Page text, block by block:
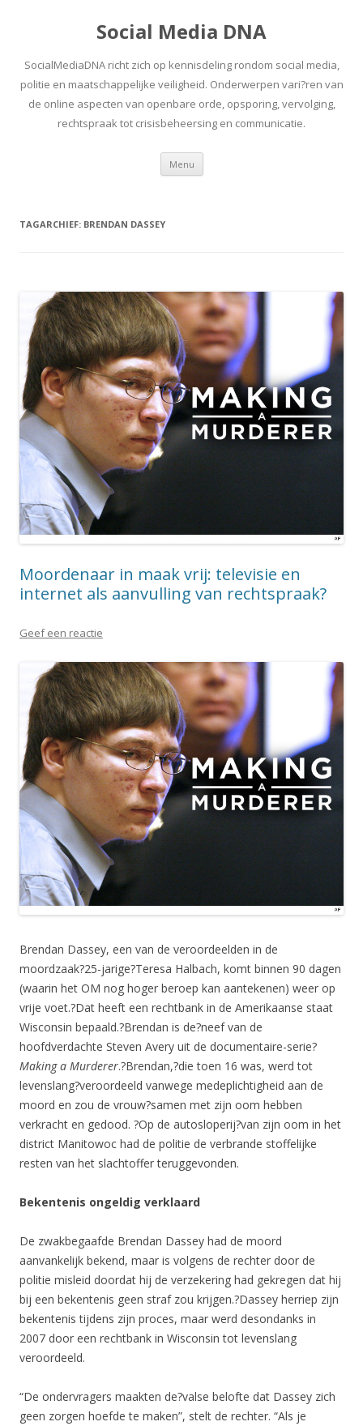
Social Media DNA
SocialMediaDNA richt zich op kennisdeling rondom social media,
politie en maatschappelijke veiligheid. Onderwerpen vari?ren van
de online aspecten van openbare orde, opsporing, vervolging,
rechtspraak tot crisisbeheersing en communicatie.
Menu Spring
inhoud
TAGARCHIEF: BRENDAN DASSEY
Moordenaar in maak vrij: televisie en
internet als aanvulling van rechtspraak?
Geef een reactie
Brendan Dassey, een van de veroordeelden in de
moordzaak?25-jarige?Teresa Halbach, komt binnen 90 dagen
(waarin het OM nog hoger beroep kan aantekenen) weer op
vrije voet.?Dat heeft een rechtbank in de Amerikaanse staat
Wisconsin bepaald.?Brendan is de?neef van de
hoofdverdachte Steven Avery uit de documentaire-serie?
Making a Murderer.?Brendan,?die toen 16 was, werd tot
levenslang?veroordeeld vanwege medeplichtigheid aan de
moord en zou de vrouw?samen met zijn oom hebben
verkracht en gedood. ?Op de autosloperij?van zijn oom in het
district Manitowoc had de politie de verbrande stoffelijke
resten van het slachtoffer teruggevonden.
Bekentenis ongeldig verklaard
De zwakbegaafde Brendan Dassey had de moord
aanvankelijk bekend, maar is volgens de rechter door de
politie misleid doordat hij de verzekering had gekregen dat hij
bij een bekentenis geen straf zou krijgen.?Dassey herriep zijn
bekentenis tijdens zijn proces, maar werd desondanks in
2007 door een rechtbank in Wisconsin tot levenslang
veroordeeld.
“De ondervragers maakten de?valse belofte dat Dassey zich
geen zorgen hoefde te maken”, stelt de rechter. “Als je